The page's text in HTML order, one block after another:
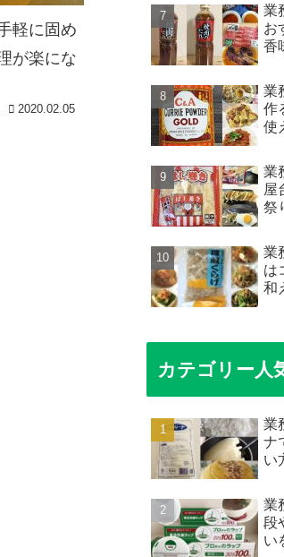
軽に固め
が楽にな
2020.02.05
業
お
香
業
作
使
業
屋
祭
業
は
和
カテゴリー人
業
ナ
い
業
段
い